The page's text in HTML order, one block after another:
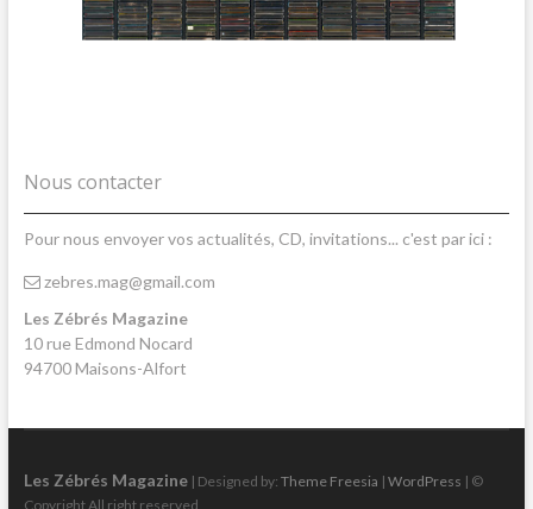
Nous contacter
Pour nous envoyer vos actualités, CD, invitations... c'est par ici :
zebres.mag@gmail.com
Les Zébrés Magazine
10 rue Edmond Nocard
94700 Maisons-Alfort
Les Zébrés Magazine| Designed by: Theme Freesia | WordPress | ©
Copyright All right reserved